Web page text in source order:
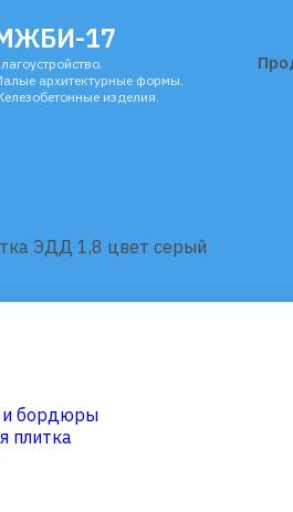
17
архитектурные формы.
изделия.
ЭДД 1,8 цвет серый
и бордюры
плитка